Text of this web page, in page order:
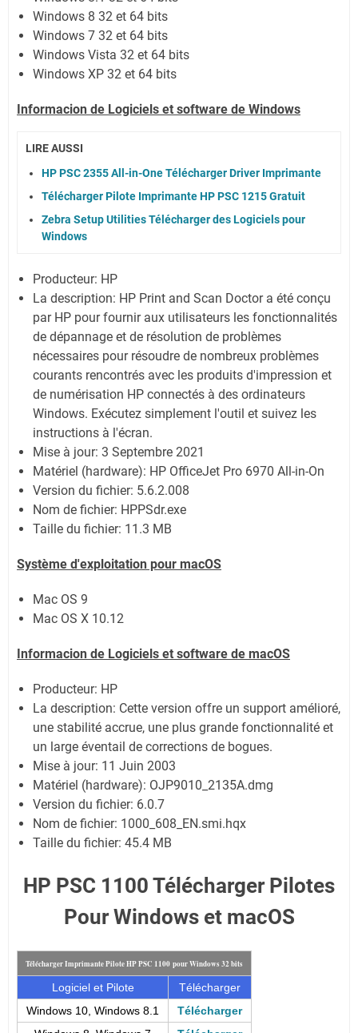
Windows 8 32 et 64 bits
Windows 7 32 et 64 bits
Windows Vista 32 et 64 bits
Windows XP 32 et 64 bits
Informacion de Logiciels et software de Windows
LIRE AUSSI
HP PSC 2355 All-in-One Télécharger Driver Imprimante
Télécharger Pilote Imprimante HP PSC 1215 Gratuit
Zebra Setup Utilities Télécharger des Logiciels pour
Windows
Producteur: HP
La description: HP Print and Scan Doctor a été conçu
par HP pour fournir aux utilisateurs les fonctionnalités
de dépannage et de résolution de problèmes
nécessaires pour résoudre de nombreux problèmes
courants rencontrés avec les produits d'impression et
de numérisation HP connectés à des ordinateurs
Windows. Exécutez simplement l'outil et suivez les
instructions à l'écran.
Mise à jour: 3 Septembre 2021
Matériel (hardware): HP OfficeJet Pro 6970 All-in-On
Version du fichier: 5.6.2.008
Nom de fichier: HPPSdr.exe
Taille du fichier: 11.3 MB
Système d'exploitation pour macOS
Mac OS 9
Mac OS X 10.12
Informacion de Logiciels et software de macOS
Producteur: HP
La description: Cette version offre un support amélioré,
une stabilité accrue, une plus grande fonctionnalité et
un large éventail de corrections de bogues.
Mise à jour: 11 Juin 2003
Matériel (hardware): OJP9010_2135A.dmg
Version du fichier: 6.0.7
Nom de fichier: 1000_608_EN.smi.hqx
Taille du fichier: 45.4 MB
HP PSC 1100 Télécharger Pilotes
Pour Windows et macOS
Télécharger Imprimante Pilote HP PSC 1100 pour Windows 32 bits
Logiciel et Pilote
Télécharger
Windows 10, Windows 8.1
Télécharger